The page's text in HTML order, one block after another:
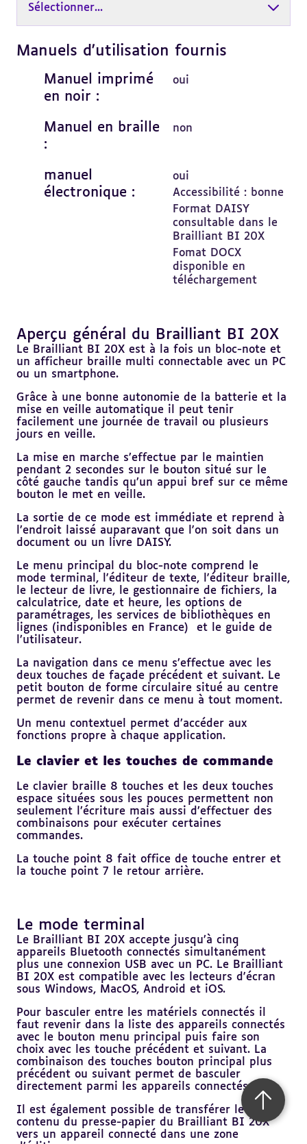
Sélectionner...
Manuels d'utilisation fournis
Manuel imprimé
en noir :
oui
Manuel en braille
:
non
manuel
électronique :
oui
Accessibilité : bonne
Format DAISY
consultable dans le
Brailliant BI 20X
Fomat DOCX
disponible en
téléchargement
Revenir
sommaire
Aperçu général du Brailliant BI 20X
Le Brailliant BI 20X est à la fois un bloc-note et
un afficheur braille multi connectable avec un PC
ou un smartphone.
Grâce à une bonne autonomie de la batterie et la
mise en veille automatique il peut tenir
facilement une journée de travail ou plusieurs
jours en veille.
La mise en marche s’effectue par le maintien
pendant 2 secondes sur le bouton situé sur le
côté gauche tandis qu’un appui bref sur ce même
bouton le met en veille.
La sortie de ce mode est immédiate et reprend à
l’endroit laissé auparavant que l'on soit dans un
document ou un livre DAISY.
Le menu principal du bloc-note comprend le
mode terminal, l'éditeur de texte, l'éditeur braille,
le lecteur de livre, le gestionnaire de fichiers, la
calculatrice, date et heure, les options de
paramétrages, les services de bibliothèques en
lignes (indisponibles en France) et le guide de
l’utilisateur.
La navigation dans ce menu s’effectue avec les
deux touches de façade précédent et suivant. Le
petit bouton de forme circulaire situé au centre
permet de revenir dans ce menu à tout moment.
Un menu contextuel permet d’accéder aux
fonctions propre à chaque application.
Le clavier et les touches de commande
Le clavier braille 8 touches et les deux touches
espace situées sous les pouces permettent non
seulement l’écriture mais aussi d’effectuer des
combinaisons pour exécuter certaines
commandes.
La touche point 8 fait office de touche entrer et
la touche point 7 le retour arrière.
Revenir
au
sommaire
Le mode terminal
Le Brailliant BI 20X accepte jusqu’à cinq
appareils Bluetooth connectés simultanément
plus une connexion USB avec un PC. Le Brailliant
BI 20X est compatible avec les lecteurs d'écran
sous Windows, MacOS, Android et iOS.
Pour basculer entre les matériels connectés il
faut revenir dans la liste des appareils connectés
avec le bouton menu principal puis faire son
choix avec les touche précédent et suivant. La
combinaison des touches bouton principal plus
précédent ou suivant permet de basculer
directement parmi les appareils connectés.
Il est également possible de transférer le
contenu du presse-papier du Brailliant BI 20X
vers un appareil connecté dans une zone
Revenir
au
sommaire
Retour